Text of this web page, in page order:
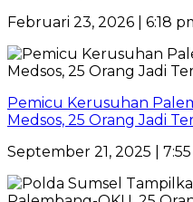
Februari 23, 2026 | 6:18
Pemicu Kerusuhan
Medsos, 25 Orang Jadi
September 21, 2025 |